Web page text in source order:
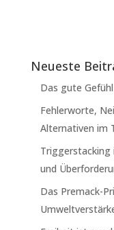
Neueste
Das gute Gefühl
Fehlerworte,
Alternativen im
Triggerstacking
und
Das Premack-